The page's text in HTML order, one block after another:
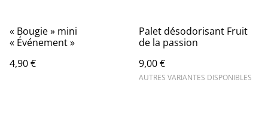
« Bougie » mini
« Événement »
4,90 €
Palet désodorisant Fruit
de la passion
9,00 €
AUTRES VARIANTES DISPONIBLES